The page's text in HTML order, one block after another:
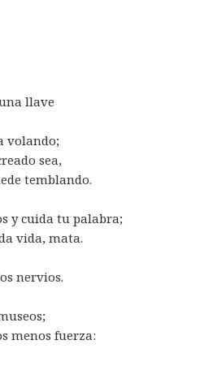
llave
volando;
sea,
temblando.
y cuida tu palabra;
vida, mata.
nervios.
menos fuerza: